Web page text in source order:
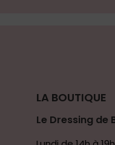
LA BOUTIQUE
Le Dressing